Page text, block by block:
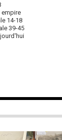
empire
14-18
39-45